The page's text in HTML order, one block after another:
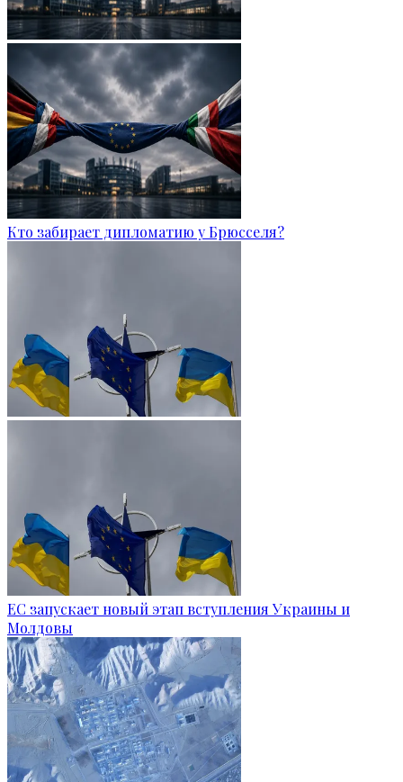
Кто забирает дипломатию у Брюсселя?
ЕС запускает новый этап вступления Украины и
Молдовы